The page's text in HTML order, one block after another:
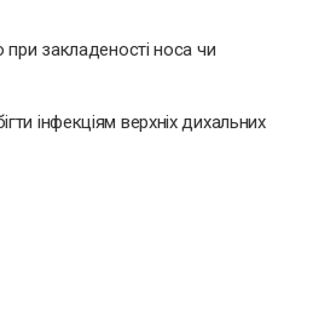
закладеності носа чи
інфекціям верхніх дихальних